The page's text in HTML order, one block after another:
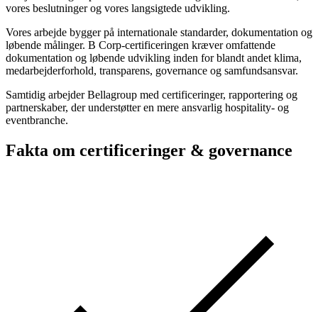
vores beslutninger og vores langsigtede udvikling.
Vores arbejde bygger på internationale standarder, dokumentation og
løbende målinger. B Corp-certificeringen kræver omfattende
dokumentation og løbende udvikling inden for blandt andet klima,
medarbejderforhold, transparens, governance og samfundsansvar.
Samtidig arbejder Bellagroup med certificeringer, rapportering og
partnerskaber, der understøtter en mere ansvarlig hospitality- og
eventbranche.
Fakta om certificeringer & governance